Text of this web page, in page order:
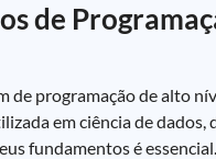
de
de programação de alto
em ciência de
fundamentos é